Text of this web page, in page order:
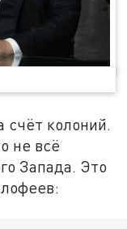
счёт колоний.
не всё
Запада. Это